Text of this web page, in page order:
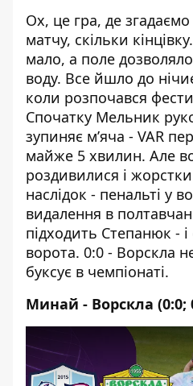
Ох, це гра, де згадаємо
матчу, скільки
мало, а поле
воду. Все йшло до
коли розпочався
Спочатку Мельник
зупиняє м’яча - VAR
майже 5 хвилин. Але
роздивилися і
наслідок - пенальті у
видалення в
підходить Степанюк - і
ворота. 0:0 - Ворскла
буксує в чемпіонаті.
Минай - Ворскла (0:0;